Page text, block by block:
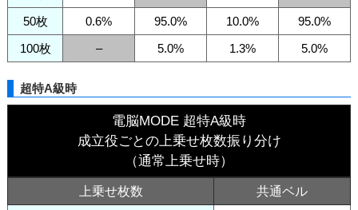
50枚
0.6% 95.0% 10.0%
95.0%
100枚
– 5.0% 1.3% 5.0%
超特A級時
電脳MODE 超特A級時
成立役ごとの上乗せ枚数振り分け
（通常上乗せ時）
上乗せ枚数 共通ベル